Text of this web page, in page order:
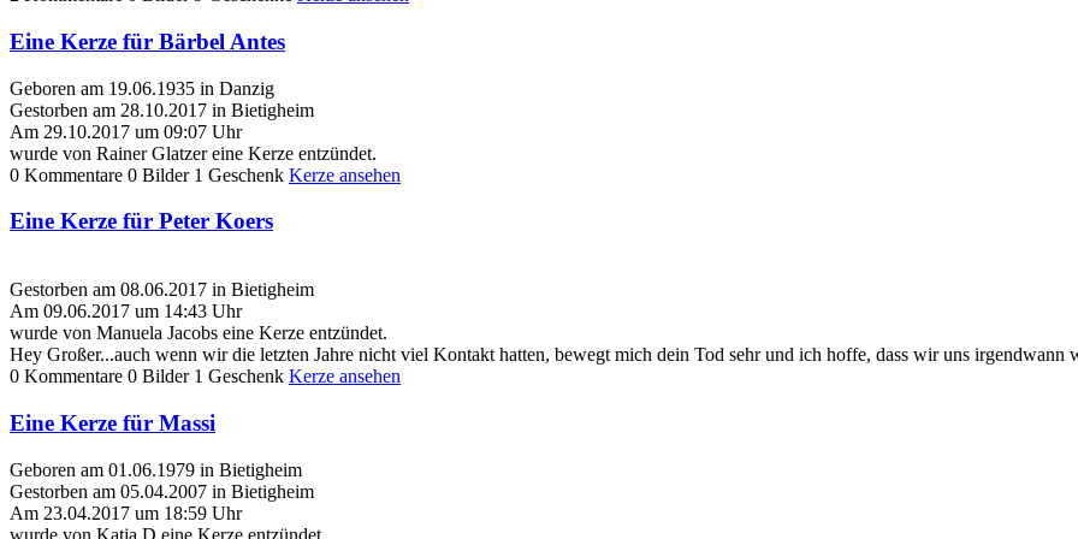
Eine Kerze für Bärbel Antes
Geboren am 19.06.1935 in Danzig
Gestorben am 28.10.2017 in Bietigheim
Am 29.10.2017 um 09:07 Uhr
wurde von Rainer Glatzer eine Kerze entzündet.
0 Kommentare 0 Bilder 1 Geschenk Kerze ansehen
Eine Kerze für Peter Koers
Gestorben am 08.06.2017 in Bietigheim
Am 09.06.2017 um 14:43 Uhr
wurde von Manuela Jacobs eine Kerze entzündet.
Hey Großer...auch wenn wir die letzten Jahre nicht viel Kontakt hatten, bewegt mich dein Tod sehr und ich hoffe, dass wir uns irgendwann
0 Kommentare 0 Bilder 1 Geschenk Kerze ansehen
Eine Kerze für Massi
Geboren am 01.06.1979 in Bietigheim
Gestorben am 05.04.2007 in Bietigheim
Am 23.04.2017 um 18:59 Uhr
wurde von Katja D eine Kerze entzündet.